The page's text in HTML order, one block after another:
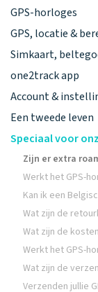
GPS-horloges
GPS, locatie &
Simkaart,
one2track app
Account &
Een tweede leven
Speciaal voor
Zijn er extra
Werkt het GPS-
Kan ik een
Wat zijn de
Wat zijn de
Werkt het GPS-
Wat zijn de
Verzenden jullie